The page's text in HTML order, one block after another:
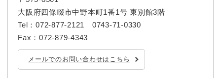
大阪府四條畷市中野本町1番1号 東別館3階
Tel：072-877-2121 0743-71-0330
Fax：072‐879‐4343
メールでのお問い合わせはこちら